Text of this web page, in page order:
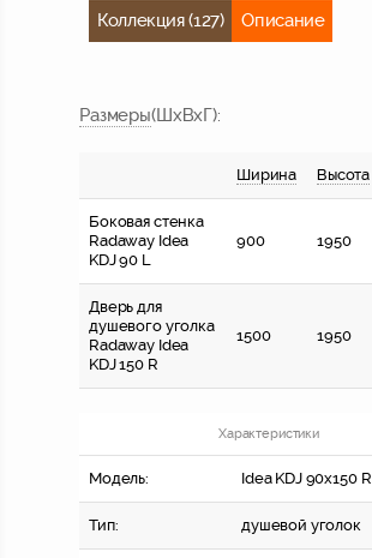
Коллекция (127) Описание
Размеры(ШхВхГ):
Ширина Высота
Боковая стенка
Radaway Idea
KDJ 90 L
900 1950
Дверь для
душевого уголка
Radaway Idea
KDJ 150 R
1500 1950
Характеристики
Модель: Idea KDJ 90x150 R
Тип: душевой уголок